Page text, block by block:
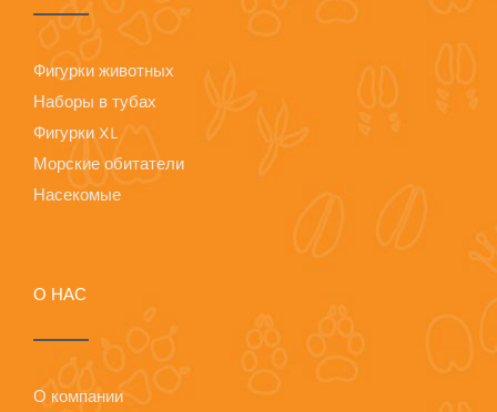
Фигурки животных
Наборы в тубах
Фигурки XL
Морские обитатели
Насекомые
О НАС
О компании